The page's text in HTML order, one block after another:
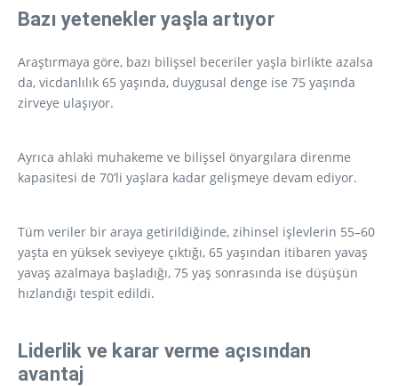
Bazı yetenekler yaşla artıyor
Araştırmaya göre, bazı bilişsel beceriler yaşla birlikte azalsa
da, vicdanlılık 65 yaşında, duygusal denge ise 75 yaşında
zirveye ulaşıyor.
Ayrıca ahlaki muhakeme ve bilişsel önyargılara direnme
kapasitesi de 70’li yaşlara kadar gelişmeye devam ediyor.
Tüm veriler bir araya getirildiğinde, zihinsel işlevlerin 55–60
yaşta en yüksek seviyeye çıktığı, 65 yaşından itibaren yavaş
yavaş azalmaya başladığı, 75 yaş sonrasında ise düşüşün
hızlandığı tespit edildi.
Liderlik ve karar verme açısından
avantaj